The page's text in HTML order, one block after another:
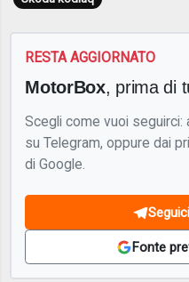
RESTA AGGIORNATO
MotorBox, prima di
Scegli come vuoi seguirci:
su Telegram, oppure dai
di Google.
Fonte